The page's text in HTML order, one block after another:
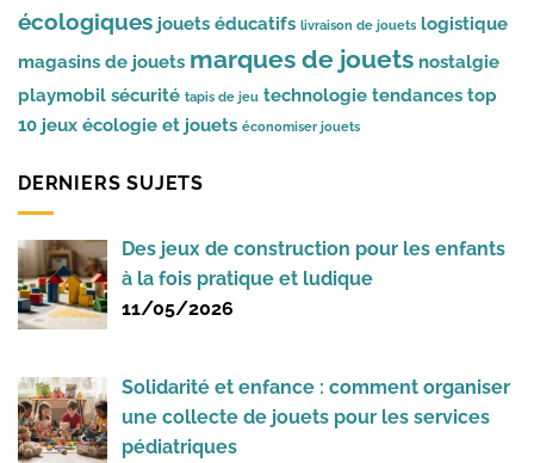
écologiques jouets éducatifs livraison de jouets logistique
magasins de jouets marques de jouets nostalgie
playmobil sécurité tapis de jeu technologie tendances top
10 jeux écologie et jouets économiser jouets
DERNIERS SUJETS
Des jeux de construction pour les enfants
à la fois pratique et ludique
11/05/2026
Solidarité et enfance : comment organiser
une collecte de jouets pour les services
pédiatriques